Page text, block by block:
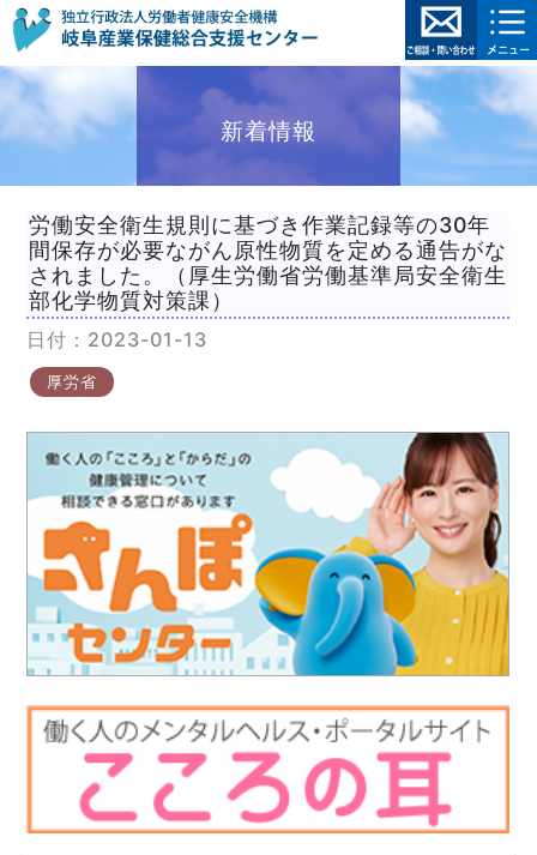
新着情報
労働安全衛生規則に基づき作業記録等の30年
間保存が必要ながん原性物質を定める通告がな
されました。（厚生労働省労働基準局安全衛生
部化学物質対策課）
日付：2023-01-13
厚労省